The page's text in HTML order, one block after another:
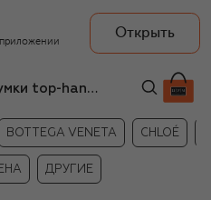
Открыть
Бордовые сумки top-handle
BOTTEGA VENETA CHLOÉ
ДРУГИЕ